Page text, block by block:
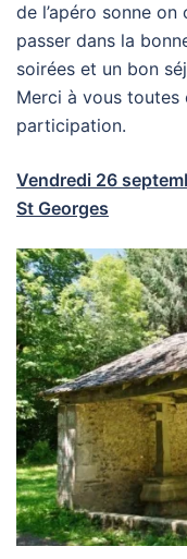
de l’apéro sonne
passer dans la
soirées et un bon
Merci à vous
participation.
Vendredi 26
St Georges